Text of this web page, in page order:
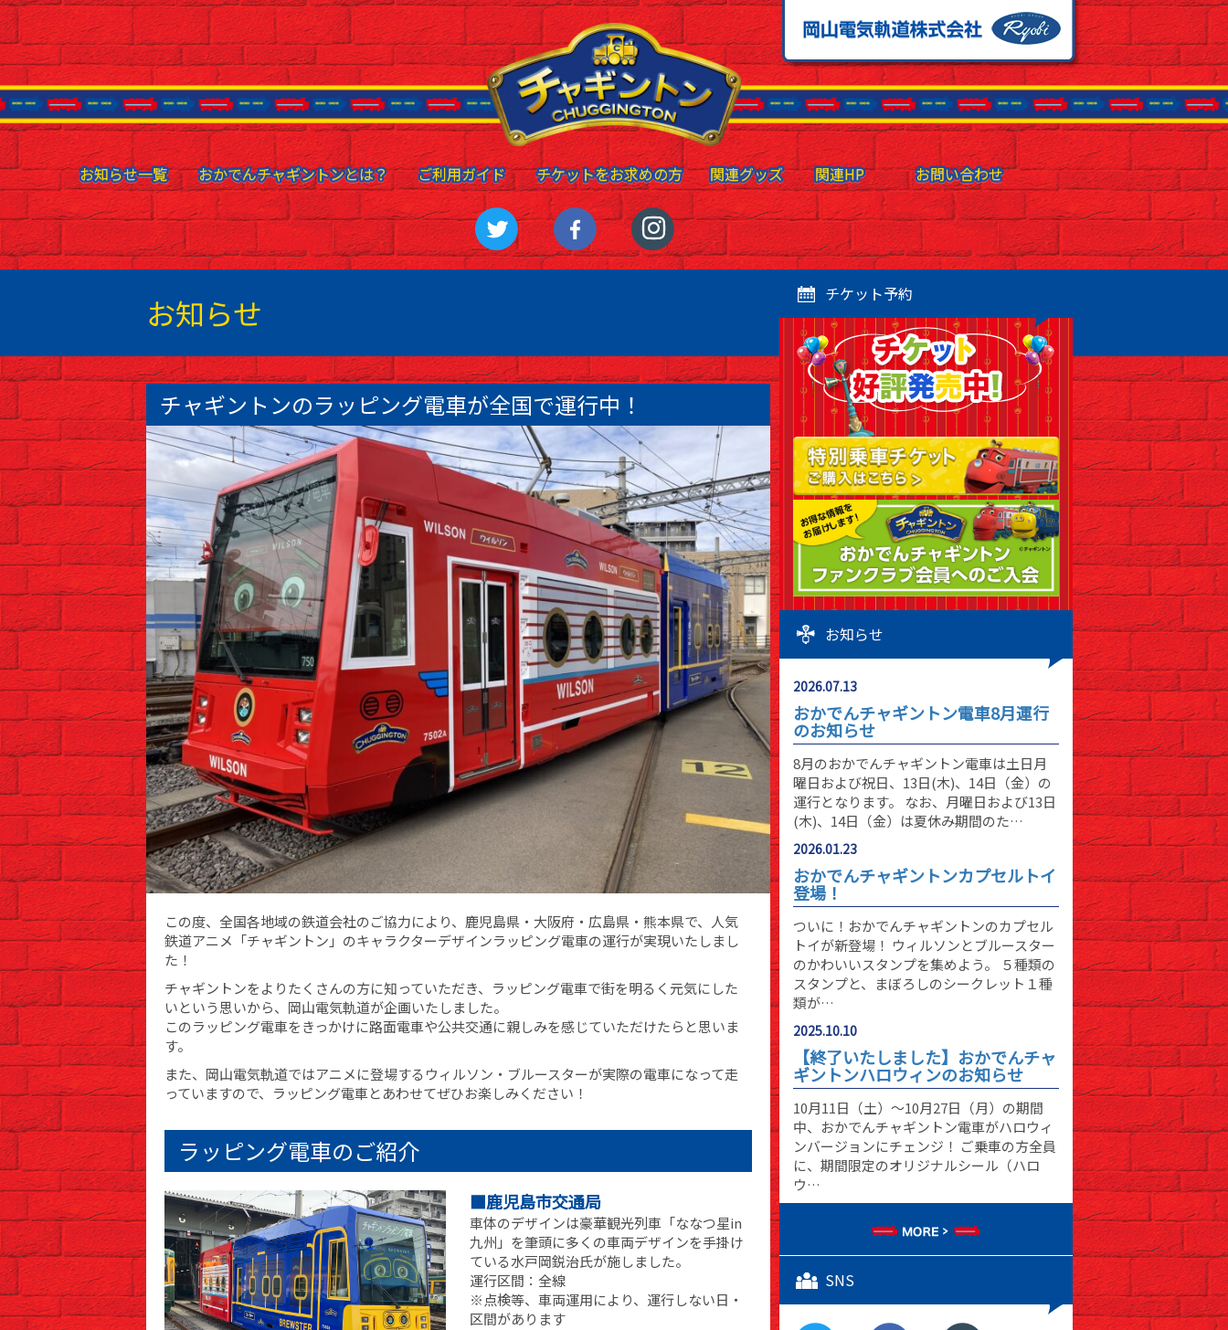
お知らせ一覧
お知らせ一覧 おかでんチャギントンとは？
おかでんチャギントンとは？ ご利用ガイド
ご利用ガイド チケットをお求めの方
チケットをお求めの方 関連グッズ
関連グッズ 関連HP
関連HP お問い合わせ
お問い合わせ
お知らせ
チャギントンのラッピング電車が全国で運行中！
この度、全国各地域の鉄道会社のご協力により、鹿児島県・大阪府・広島県・熊本県で、人気
鉄道アニメ「チャギントン」のキャラクターデザインラッピング電車の運行が実現いたしまし
た！
チャギントンをよりたくさんの方に知っていただき、ラッピング電車で街を明るく元気にした
いという思いから、岡山電気軌道が企画いたしました。
このラッピング電車をきっかけに路面電車や公共交通に親しみを感じていただけたらと思いま
す。
また、岡山電気軌道ではアニメに登場するウィルソン・ブルースターが実際の電車になって走
っていますので、ラッピング電車とあわせてぜひお楽しみください！
ラッピング電車のご紹介
■鹿児島市交通局
車体のデザインは豪華観光列車「ななつ星in
九州」を筆頭に多くの車両デザインを手掛け
ている水戸岡鋭治氏が施しました。
運行区間：全線
※点検等、車両運用により、運行しない日・
区間があります
チケット予約
お知らせ
2026.07.13
おかでんチャギントン電車8月運行
のお知らせ
8月のおかでんチャギントン電車は土日月
曜日および祝日、13日(木)、14日（金）の
運行となります。 なお、月曜日および13日
(木)、14日（金）は夏休み期間のた…
2026.01.23
おかでんチャギントンカプセルトイ
登場！
ついに！おかでんチャギントンのカプセル
トイが新登場！ ウィルソンとブルースター
のかわいいスタンプを集めよう。 ５種類の
スタンプと、まぼろしのシークレット１種
類が…
2025.10.10
【終了いたしました】おかでんチャ
ギントンハロウィンのお知らせ
10月11日（土）～10月27日（月）の期間
中、おかでんチャギントン電車がハロウィ
ンバージョンにチェンジ！ ご乗車の方全員
に、期間限定のオリジナルシール（ハロ
ウ…
SNS